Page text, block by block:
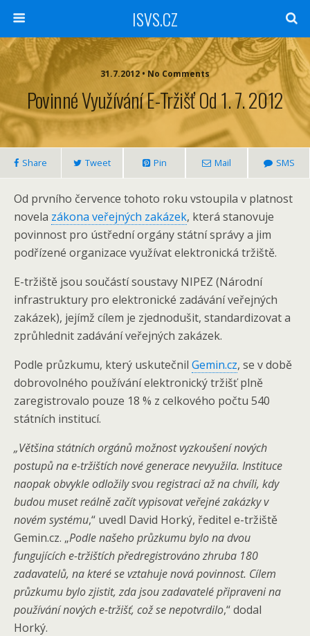
ISVS.CZ
31.7.2012 • No Comments
Povinné Využívání E-Tržišť Od 1. 7. 2012
Share Tweet Pin Mail SMS
Od prvního července tohoto roku vstoupila v platnost
novela zákona veřejných zakázek, která stanovuje
povinnost pro ústřední orgány státní správy a jim
podřízené organizace využívat elektronická tržiště.
E-tržiště jsou součástí soustavy NIPEZ (Národní
infrastruktury pro elektronické zadávání veřejných
zakázek), jejímž cílem je zjednodušit, standardizovat a
zprůhlednit zadávání veřejných zakázek.
Podle průzkumu, který uskutečnil Gemin.cz, se v době
dobrovolného používání elektronický tržišť plně
zaregistrovalo pouze 18 % z celkového počtu 540
státních institucí.
„Většina státních orgánů možnost vyzkoušení nových
postupů na e-tržištích nové generace nevyužila. Instituce
naopak obvykle odložily svou registraci až na chvíli, kdy
budou muset reálně začít vypisovat veřejné zakázky v
novém systému,“ uvedl David Horký, ředitel e-tržiště
Gemin.cz. „Podle našeho průzkumu bylo na dvou
fungujících e-tržištích předregistrováno zhruba 180
zadavatelů, na které se vztahuje nová povinnost. Cílem
průzkumu bylo zjistit, zda jsou zadavatelé připraveni na
používání nových e-tržišť, což se nepotvrdilo,“ dodal
Horký.